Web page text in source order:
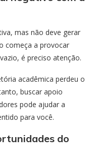
mas não deve gerar
começa a provocar
é preciso atenção.
acadêmica perdeu o
buscar apoio
pode ajudar a
para você.
do